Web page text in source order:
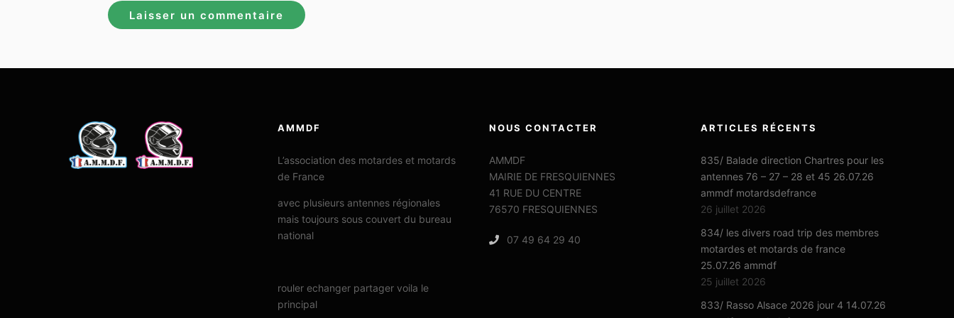
AMMDF
L’association des motardes et motards
de France
avec plusieurs antennes régionales
mais toujours sous couvert du bureau
national
rouler echanger partager voila le
principal
NOUS CONTACTER
AMMDF
MAIRIE DE FRESQUIENNES
41 RUE DU CENTRE
76570 FRESQUIENNES
07 49 64 29 40
ARTICLES RÉCENTS
835/ Balade direction Chartres pour les
antennes 76 – 27 – 28 et 45 26.07.26
ammdf motardsdefrance
26 juillet 2026
834/ les divers road trip des membres
motardes et motards de france
25.07.26 ammdf
25 juillet 2026
833/ Rasso Alsace 2026 jour 4 14.07.26